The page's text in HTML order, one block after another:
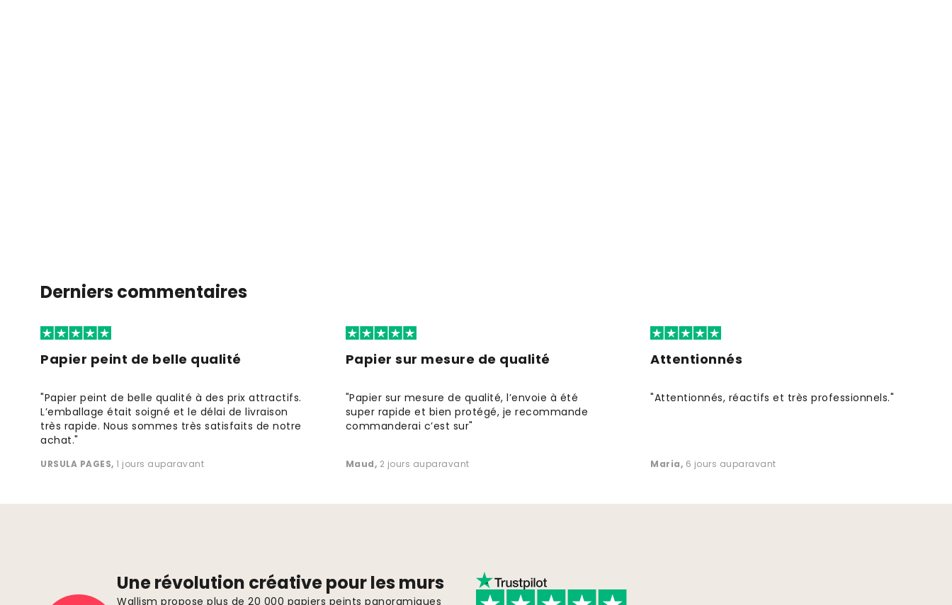
Derniers commentaires
Papier peint de belle qualité
"Papier peint de belle qualité à des prix attractifs.
L’emballage était soigné et le délai de livraison
très rapide. Nous sommes très satisfaits de notre
achat."
URSULA PAGES, 1 jours auparavant
Papier sur mesure de qualité
"Papier sur mesure de qualité, l’envoie à été
super rapide et bien protégé, je recommande
commanderai c’est sur"
Maud, 2 jours auparavant
Attentionnés
"Attentionnés, réactifs et très professionnels."
Maria, 6 jours auparavant
Une révolution créative pour les murs
Wallism propose plus de 20 000 papiers peints panoramiques